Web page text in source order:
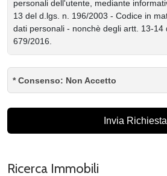
* Consenso: Non Accetto
Invia Richiesta
Ricerca Immobili